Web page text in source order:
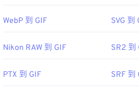
href="https://
bitmap
WebP 到 GIF SVG 到
Nikon RAW 到 GIF SR2 到
PTX 到 GIF SRF 到